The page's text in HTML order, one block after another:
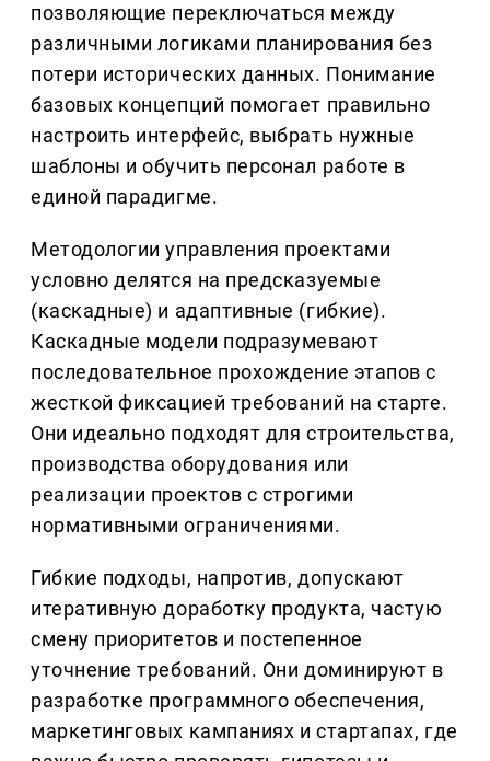
позволяющие переключаться между
различными логиками планирования без
потери исторических данных. Понимание
базовых концепций помогает правильно
настроить интерфейс, выбрать нужные
шаблоны и обучить персонал работе в
единой парадигме.
Методологии управления проектами
условно делятся на предсказуемые
(каскадные) и адаптивные (гибкие).
Каскадные модели подразумевают
последовательное прохождение этапов с
жесткой фиксацией требований на старте.
Они идеально подходят для строительства,
производства оборудования или
реализации проектов с строгими
нормативными ограничениями.
Гибкие подходы, напротив, допускают
итеративную доработку продукта, частую
смену приоритетов и постепенное
уточнение требований. Они доминируют в
разработке программного обеспечения,
маркетинговых кампаниях и стартапах, где